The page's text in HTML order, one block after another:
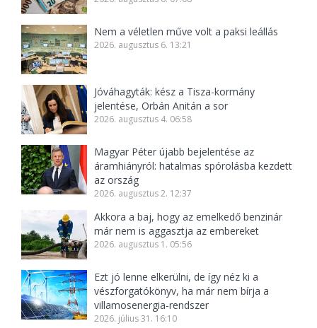
Nem a véletlen műve volt a paksi leállás
2026. augusztus 6. 13:21
Jóváhagyták: kész a Tisza-kormány
jelentése, Orbán Anitán a sor
2026. augusztus 4. 06:58
Magyar Péter újabb bejelentése az
áramhiányról: hatalmas spórolásba kezdett
az ország
2026. augusztus 2. 12:37
Akkora a baj, hogy az emelkedő benzinár
már nem is aggasztja az embereket
2026. augusztus 1. 05:56
Ezt jó lenne elkerülni, de így néz ki a
vészforgatókönyv, ha már nem bírja a
villamosenergia-rendszer
2026. július 31. 16:10